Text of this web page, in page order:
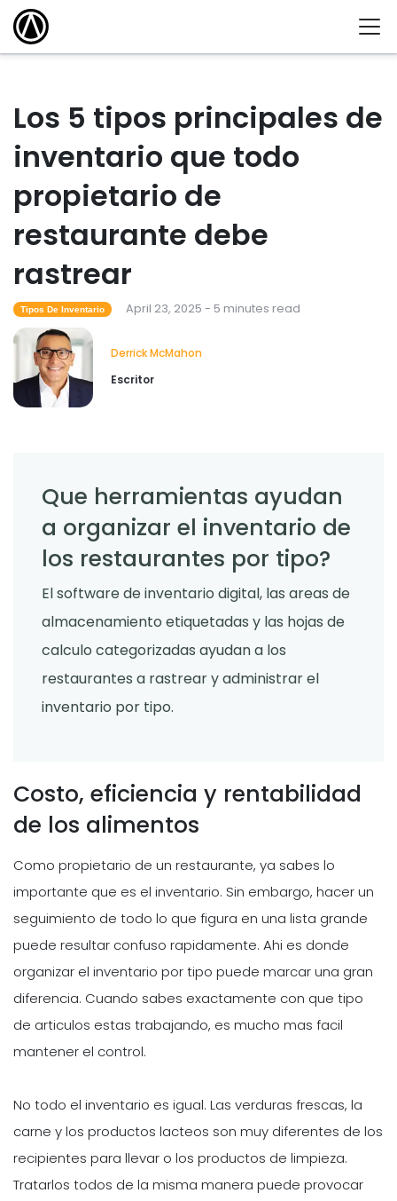
Los 5 tipos principales de
inventario que todo
propietario de
restaurante debe
rastrear
Tipos De Inventario April 23, 2025 - 5 minutes read
Derrick McMahon
Escritor
Que herramientas ayudan
a organizar el inventario de
los restaurantes por tipo?
El software de inventario digital, las areas de
almacenamiento etiquetadas y las hojas de
calculo categorizadas ayudan a los
restaurantes a rastrear y administrar el
inventario por tipo.
Costo, eficiencia y rentabilidad
de los alimentos
Como propietario de un restaurante, ya sabes lo
importante que es el inventario. Sin embargo, hacer un
seguimiento de todo lo que figura en una lista grande
puede resultar confuso rapidamente. Ahi es donde
organizar el inventario por tipo puede marcar una gran
diferencia. Cuando sabes exactamente con que tipo
de articulos estas trabajando, es mucho mas facil
mantener el control.
No todo el inventario es igual. Las verduras frescas, la
carne y los productos lacteos son muy diferentes de los
recipientes para llevar o los productos de limpieza.
Tratarlos todos de la misma manera puede provocar